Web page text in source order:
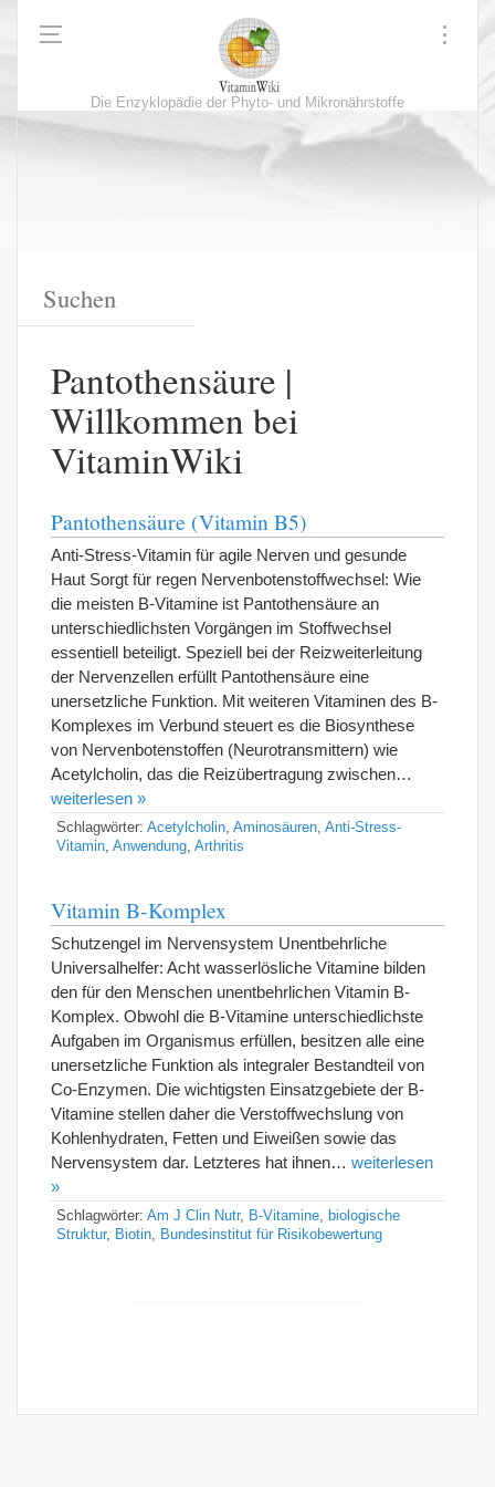
Die Enzyklopädie der Phyto- und Mikronährstoffe
Pantothensäure |
Willkommen bei
VitaminWiki
Pantothensäure (Vitamin B5)
Anti-Stress-Vitamin für agile Nerven und gesunde
Haut Sorgt für regen Nervenbotenstoffwechsel: Wie
die meisten B-Vitamine ist Pantothensäure an
unterschiedlichsten Vorgängen im Stoffwechsel
essentiell beteiligt. Speziell bei der Reizweiterleitung
der Nervenzellen erfüllt Pantothensäure eine
unersetzliche Funktion. Mit weiteren Vitaminen des B-
Komplexes im Verbund steuert es die Biosynthese
von Nervenbotenstoffen (Neurotransmittern) wie
Acetylcholin, das die Reizübertragung zwischen…
weiterlesen »
Schlagwörter: Acetylcholin Aminosäuren Anti-Stress-
Vitamin Anwendung Arthritis
Vitamin B-Komplex
Schutzengel im Nervensystem Unentbehrliche
Universalhelfer: Acht wasserlösliche Vitamine bilden
den für den Menschen unentbehrlichen Vitamin B-
Komplex. Obwohl die B-Vitamine unterschiedlichste
Aufgaben im Organismus erfüllen, besitzen alle eine
unersetzliche Funktion als integraler Bestandteil von
Co-Enzymen. Die wichtigsten Einsatzgebiete der B-
Vitamine stellen daher die Verstoffwechslung von
Kohlenhydraten, Fetten und Eiweißen sowie das
Nervensystem dar. Letzteres hat ihnen… weiterlesen
»
Schlagwörter: Am J Clin Nutr, B-Vitamine
biologische
Struktur, Biotin Bundesinstitut für Risikobewertung